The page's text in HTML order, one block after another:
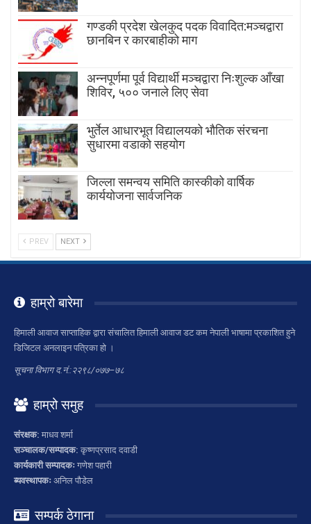
गण्डकी प्रदेश खेलकुद पदक विवादित:मञ्चद्वारा
छानबिन र कारबाहीको माग
अन्नपूर्णमा पूर्व विद्यार्थी मञ्चद्वारा निःशुल्क आँखा
शिविर, ५०० जनाले लिए सेवा
भुर्तेल आधारभूत विद्यालयको भौतिक संरचना
सुधारमा वडाको सहयोग
जिल्ला समन्वय समिति कास्कीको वार्षिक
कार्ययोजना सार्वजनिक
PREV NEXT
हाम्रो बारेमा
हिमाली आवाज साप्ताहिक द्वारा संचालित हिमाली आवाज डट कम नेपाली भाषामा प्रकाशित हुने
डिजिटल अनलाइन पत्रिका हो ।
सूचना विभाग द.नं.:२२९८/०७७–७८
हाम्रो समुह
संरक्षक: माधव शर्मा
सञ्चालक/सम्पादक: कृष्णप्रसाद दवाडी
कार्यकारी सम्पादकः गणेश पहारी
ब्यवस्थापकः अनिल पौडेल
सम्पर्क ठेगाना